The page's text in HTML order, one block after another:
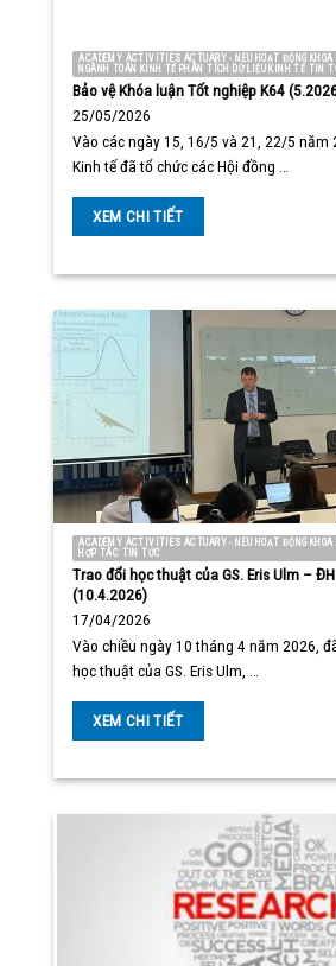
ACADEMY ACTIVITIES ACTUARY - NEU HOẠT ĐỘNG
NGÀNH TOÁN KINH TẾ PHÂN TÍCH DỮ LIỆU KINH TẾ TIN
Bảo vệ Khóa luận Tốt nghiệp K64
25/05/2026
Vào các ngày 15, 16/5 và 21, 22/5 năm
Kinh tế đã tổ chức các Hội đồng …
XEM CHI TIẾT
ACADEMY ACTIVITIES ACTUARY - NEU HOẠT ĐỘNG
HỢP TÁC TIN TỨC
Trao đổi học thuật của GS. Eris Ulm –
(10.4.2026)
17/04/2026
Vào chiều ngày 10 tháng 4 năm 2026,
học thuật của GS. Eris Ulm, …
XEM CHI TIẾT